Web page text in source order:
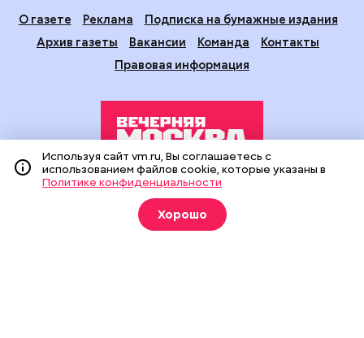
О газете Реклама
Подписка на бумажные издания
Архив газеты
Вакансии Команда
Контакты
Правовая информация
Издание создано при финансовой поддержке Департамента
средств массовой информации и рекламы города Москвы.
На сайте применяются рекомендательные технологии
(информационные технологии предоставления информации
Используя сайт vm.ru, Вы соглашаетесь с
использованием файлов cookie, которые указаны в
Политике конфиденциальности
Хорошо